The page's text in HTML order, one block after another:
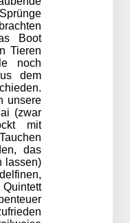
Boot
Tieren
noch
dem
unsere
(zwar
mit
das
lassen)